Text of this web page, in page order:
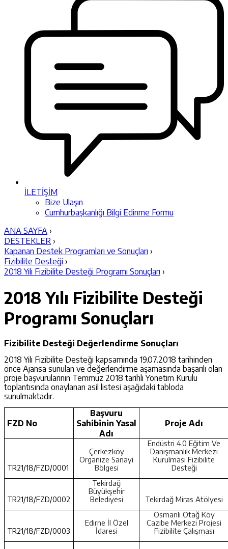
İLETİŞİM
Bize Ulaşın
Cumhurbaşkanlığı Bilgi Edinme Formu
ANA SAYFA ›
DESTEKLER ›
Kapanan Destek Programları ve Sonuçları ›
Fizibilite Desteği ›
2018 Yılı Fizibilite Desteği Programı Sonuçları ›
2018 Yılı Fizibilite Desteği
Programı Sonuçları
Fizibilite Desteği Değerlendirme Sonuçları
2018 Yılı Fizibilite Desteği kapsamında 19.07.2018 tarihinden
önce Ajansa sunulan ve değerlendirme aşamasında başarılı olan
proje başvurularının Temmuz 2018 tarihli Yönetim Kurulu
toplantısında onaylanan asil listesi aşağıdaki tabloda
sunulmaktadır.
FZD No
Başvuru
Sahibinin Yasal
Adı
Proje Adı
TR21/18/FZD/0001
Çerkezköy
Organize Sanayi
Bölgesi
Endüstri 4.0 Eğitim Ve
Danışmanlık Merkezi
Kurulması Fizibilite
Desteği
TR21/18/FZD/0002
Tekirdağ
Büyükşehir
Belediyesi
Tekirdağ Miras Atölyesi
TR21/18/FZD/0003
Edirne İl Özel
İdaresi
Osmanlı Otağ Köy
Cazibe Merkezi Projesi
Fizibilite Çalışması